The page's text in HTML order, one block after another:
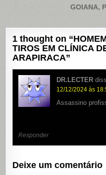
GOIANA,
1 thought on “
TIROS EM CLÍNICA
ARAPIRACA”
DR.LECTER
12/12/2024 às
Assassino
Responder
Deixe um comentário